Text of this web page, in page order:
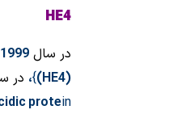
HE4
در سال 1999
(HE4)
}، در
protein